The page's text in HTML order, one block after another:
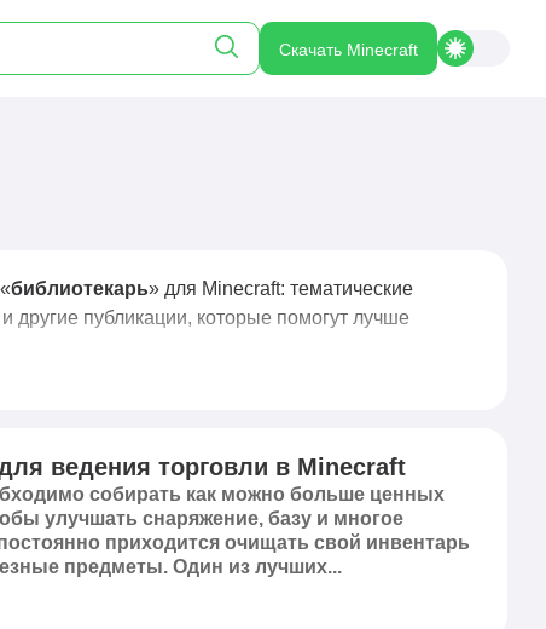
Скачать Minecraft
библиотекарь» для Minecraft: тематические
публикации, которые помогут лучше
ведения торговли в Minecraft
собирать как можно больше ценных
улучшать снаряжение, базу и многое
приходится очищать свой инвентарь
предметы. Один из лучших...